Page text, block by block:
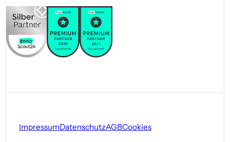
ImpressumDatenschutzAGBCookies